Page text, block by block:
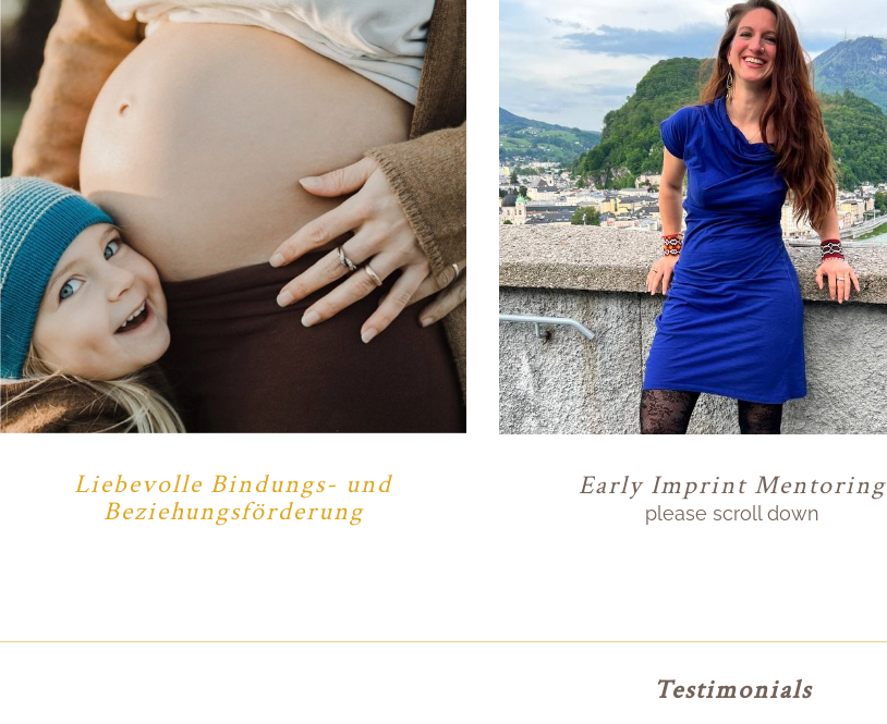
Liebevolle Bindungs- und
Beziehungsförderung
Early Imprint Mentoring
please scroll down
Testimonials